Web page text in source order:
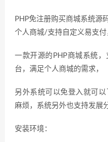
PHP免注册购买商城系统源
个人商城/支持自定义易支付
一款开源的PHP商城系统
台，满足个人商城的需求，
另外系统可以免登入就可
麻烦，系统另外也支持发展
安装环境：